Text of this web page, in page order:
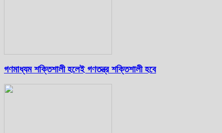
গণমাধ্যম শক্তিশালী হলেই গণতন্ত্র শক্তিশালী হবে